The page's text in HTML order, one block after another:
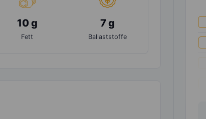
10 g
Fett
7 g
Ballaststoffe